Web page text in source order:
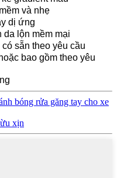
và nhẹ
dị ứng
da lộn mềm mại
sẵn theo yêu cầu
bao gồm theo yêu
bóng rửa găng tay cho xe
xịn